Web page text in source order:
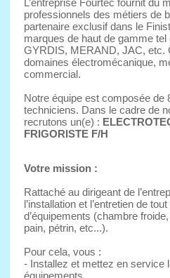
professionnels des métiers de
partenaire exclusif dans le
marques de haut de gamme
GYRDIS, MERAND, JAC, etc.
domaines électromécanique,
commercial.
Notre équipe est composée de
techniciens. Dans le cadre de
recrutons un(e) :
FRIGORISTE F/H
Votre mission :
Rattaché au dirigeant de
l’installation et l’entretien de
d’équipements (chambre
pain, pétrin, etc...).
Pour cela, vous :
- Installez et mettez en service
équipements